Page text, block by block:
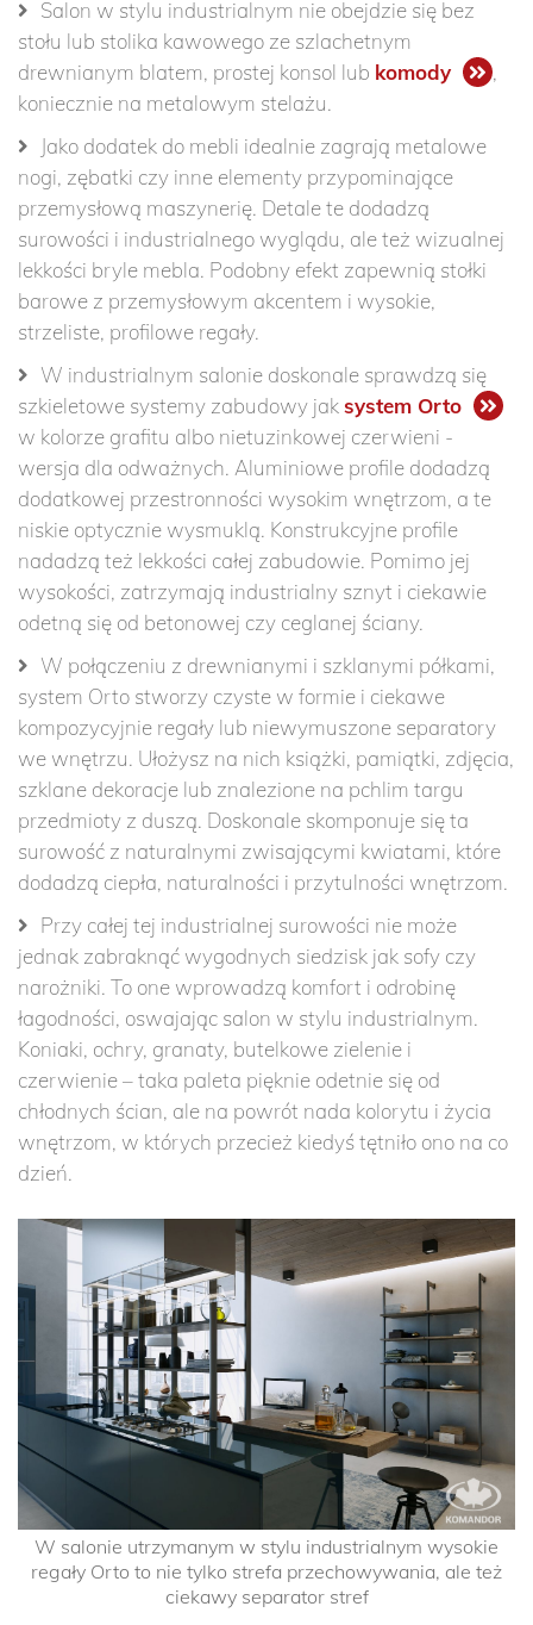
Salon w stylu industrialnym nie obejdzie się bez
stołu lub stolika kawowego ze szlachetnym
drewnianym blatem, prostej konsol lub komody
,
koniecznie na metalowym stelażu.
Jako dodatek do mebli idealnie zagrają metalowe
nogi, zębatki czy inne elementy przypominające
przemysłową maszynerię. Detale te dodadzą
surowości i industrialnego wyglądu, ale też wizualnej
lekkości bryle mebla. Podobny efekt zapewnią stołki
barowe z przemysłowym akcentem i wysokie,
strzeliste, profilowe regały.
W industrialnym salonie doskonale sprawdzą się
szkieletowe systemy zabudowy jaksystem Orto
w kolorze grafitu albo nietuzinkowej czerwieni -
wersja dla odważnych. Aluminiowe profile dodadzą
dodatkowej przestronności wysokim wnętrzom, a te
niskie optycznie wysmuklą. Konstrukcyjne profile
nadadzą też lekkości całej zabudowie. Pomimo jej
wysokości, zatrzymają industrialny sznyt i ciekawie
odetną się od betonowej czy ceglanej ściany.
W połączeniu z drewnianymi i szklanymi półkami,
system Orto stworzy czyste w formie i ciekawe
kompozycyjnie regały lub niewymuszone separatory
we wnętrzu. Ułożysz na nich książki, pamiątki, zdjęcia,
szklane dekoracje lub znalezione na pchlim targu
przedmioty z duszą. Doskonale skomponuje się ta
surowość z naturalnymi zwisającymi kwiatami, które
dodadzą ciepła, naturalności i przytulności wnętrzom.
Przy całej tej industrialnej surowości nie może
jednak zabraknąć wygodnych siedzisk jak sofy czy
narożniki. To one wprowadzą komfort i odrobinę
łagodności, oswajając salon w stylu industrialnym.
Koniaki, ochry, granaty, butelkowe zielenie i
czerwienie – taka paleta pięknie odetnie się od
chłodnych ścian, ale na powrót nada kolorytu i życia
wnętrzom, w których przecież kiedyś tętniło ono na co
dzień.
W salonie utrzymanym w stylu industrialnym wysokie
regały Orto to nie tylko strefa przechowywania, ale też
ciekawy separator stref